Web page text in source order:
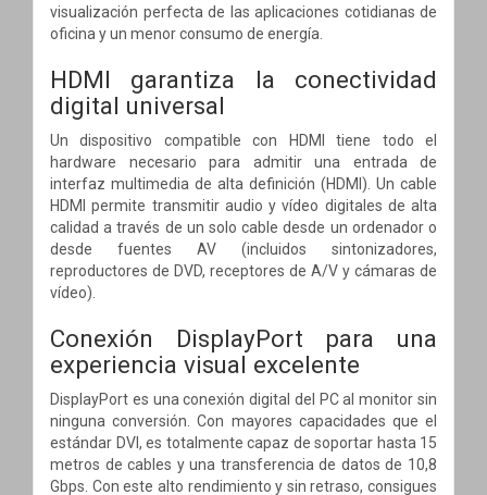
visualización perfecta de las aplicaciones cotidianas de
oficina y un menor consumo de energía.
HDMI garantiza la conectividad
digital universal
Un dispositivo compatible con HDMI tiene todo el
hardware necesario para admitir una entrada de
interfaz multimedia de alta definición (HDMI). Un cable
HDMI permite transmitir audio y vídeo digitales de alta
calidad a través de un solo cable desde un ordenador o
desde fuentes AV (incluidos sintonizadores,
reproductores de DVD, receptores de A/V y cámaras de
vídeo).
Conexión DisplayPort para una
experiencia visual excelente
DisplayPort es una conexión digital del PC al monitor sin
ninguna conversión. Con mayores capacidades que el
estándar DVI, es totalmente capaz de soportar hasta 15
metros de cables y una transferencia de datos de 10,8
Gbps. Con este alto rendimiento y sin retraso, consigues